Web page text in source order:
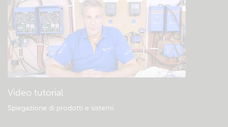
Video tutorial
Spiegazione di prodotti e sistemi.